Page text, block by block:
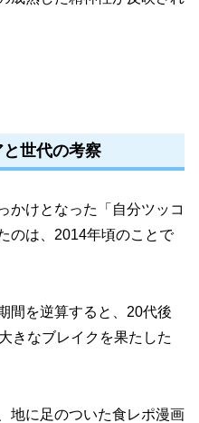
世代の考察
かけとなった「自分ツッコ
のは、2014年頃のことで
間を逆算すると、20代後
きなブレイクを果たした
地に足のついた食レポ漫画